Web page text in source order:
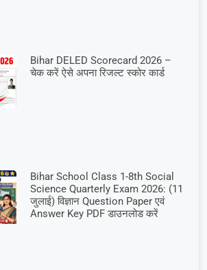
Bihar DELED Scorecard 2026 –
चेक करें ऐसे अपना रिजल्ट स्कोर कार्ड
Bihar School Class 1-8th Social
Science Quarterly Exam 2026: (11
जुलाई) विज्ञान Question Paper एवं
Answer Key PDF डाउनलोड करें